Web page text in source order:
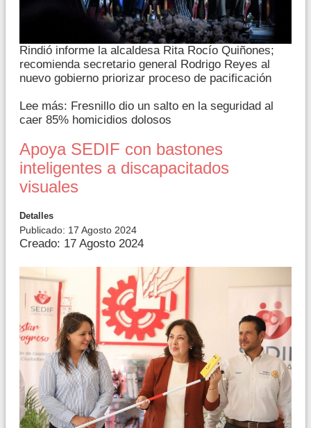
Rindió informe la alcaldesa Rita Rocío Quiñones;
recomienda secretario general Rodrigo Reyes al
nuevo gobierno priorizar proceso de pacificación
Lee más: Fresnillo dio un salto en la seguridad al
caer 85% homicidios dolosos
Apoya SEDIF con bastones
inteligentes a discapacitados
visuales
Detalles
Publicado: 17 Agosto 2024
Creado: 17 Agosto 2024